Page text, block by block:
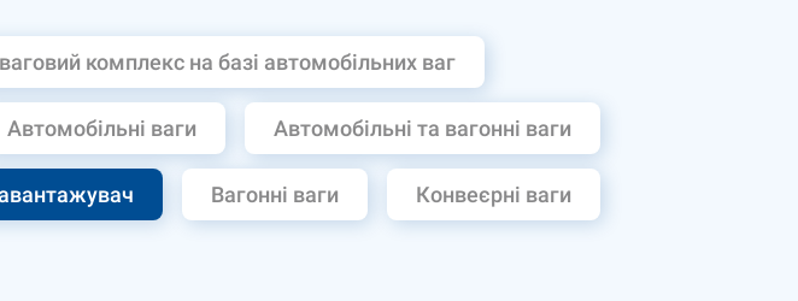
комплекс на базі автомобільних ваг
Автомобільні ваги Автомобільні та вагонні ваги
Вагонні ваги Конвеєрні ваги